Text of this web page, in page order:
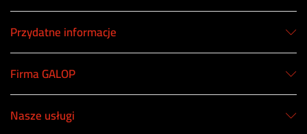
Przydatne informacje
Firma GALOP
Nasze usługi